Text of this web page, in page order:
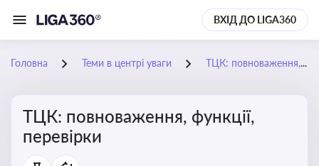
ВХІД ДО LIGA360
Головна Теми в центрі уваги ТЦК: повноваження, функції, перевірки
ТЦК: повноваження, функції,
перевірки